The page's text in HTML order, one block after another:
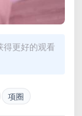
得更好的观看
项圈